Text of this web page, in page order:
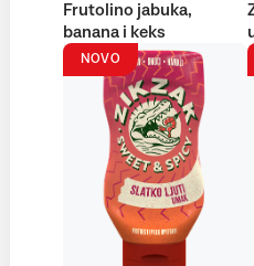
Frutolino jabuka,
banana i keks
NOVO